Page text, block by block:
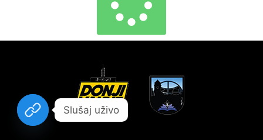
Slušaj uživo